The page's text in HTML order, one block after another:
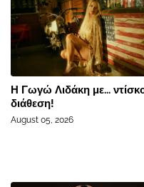
Η Γωγώ Λιδάκη με...
διάθεση!
August 05, 2026